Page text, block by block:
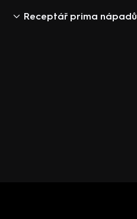
Receptář prima nápadů